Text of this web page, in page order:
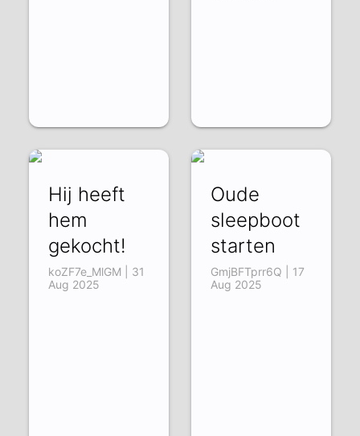
Hij heeft
hem
gekocht!
koZF7e_MlGM | 31
Aug 2025
Oude
sleepboot
starten
GmjBFTprr6Q | 17
Aug 2025